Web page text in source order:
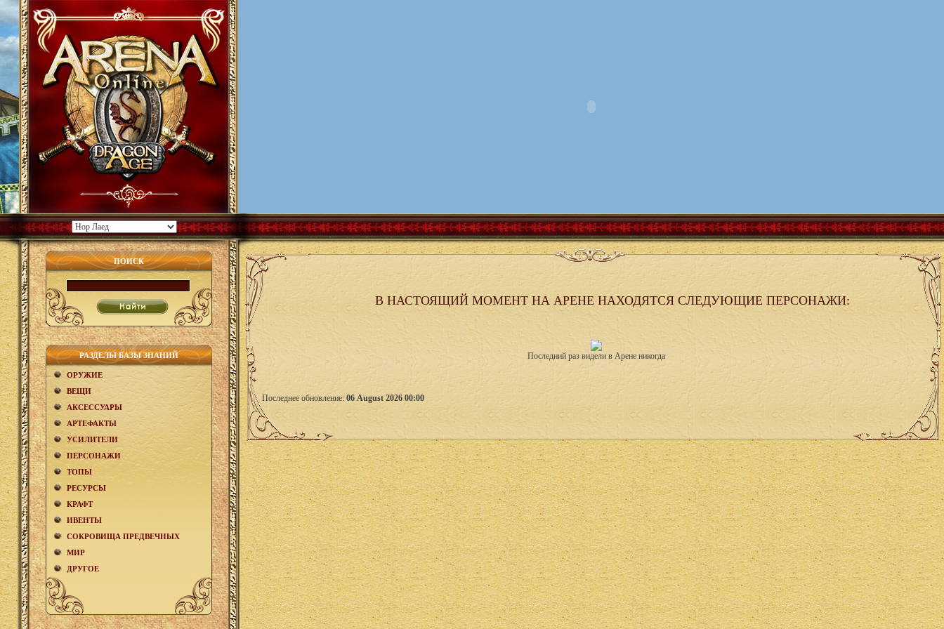
ПОИСК
РАЗДЕЛЫ БАЗЫ ЗНАНИЙ
ОРУЖИЕ
ВЕЩИ
АКCЕСCУАРЫ
АРТЕФАКТЫ
УСИЛИТЕЛИ
ПЕРСОНАЖИ
ТОПЫ
РЕСУРСЫ
КРАФТ
ИВЕНТЫ
СОКРОВИЩА ПРЕДВЕЧНЫХ
МИР
ДРУГОЕ
В НАСТОЯЩИЙ МОМЕНТ НА АРЕНЕ НАХОДЯТСЯ СЛЕДУЮЩИЕ ПЕРСОНАЖИ:
Последний раз видели в Арене никогда
Последнее обновление: 06 August 2026 00:00